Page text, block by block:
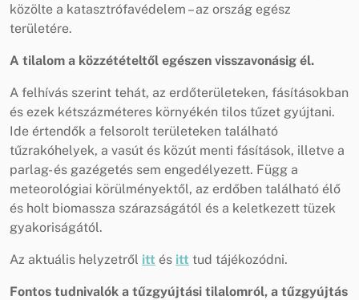
közölte a katasztrófavédelem – az ország egész
területére.
A tilalom a közzétételtől egészen visszavonásig él.
A felhívás szerint tehát, az erdőterületeken, fásításokban
és ezek kétszázméteres környékén tilos tűzet gyújtani.
Ide értendők a felsorolt területeken található
tűzrakóhelyek, a vasút és közút menti fásítások, illetve a
parlag- és gazégetés sem engedélyezett. Függ a
meteorológiai körülményektől, az erdőben található élő
és holt biomassza szárazságától és a keletkezett tüzek
gyakoriságától.
Az aktuális helyzetről itt és itt tud tájékozódni.
Fontos tudnivalók a tűzgyújtási tilalomról, a tűzgyújtás